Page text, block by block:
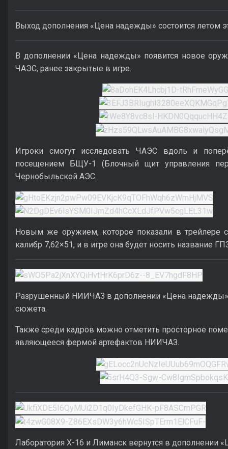
Выход дополнения «Цена надежды» состоится летом
В дополнении «Цена надежды» появится новое
ЧАЭС, ранее закрытые в игре.
Игроки смогут исследовать ЧАЭС вдоль и
посещением БЩУ-1 (Блочный щит управления
Чернобыльской АЭС.
Новым же оружием, которое показали в трейлере
калибр 7,62×51, и в игре она будет носить название
Разрушенный НИИЧАЗ в дополнении «Цена
сюжета.
Также среди кадров можно отметить просторное
являющееся фермой артефактов НИИЧАЗ.
Лаборатория Х-16 и Лиманск вернутся в дополнении